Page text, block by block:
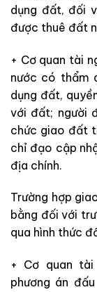
dụng đất, đối
được thuê đất
+ Cơ quan tài
nước có thẩm
dụng đất,
với đất; người
chức giao đất
chỉ đạo cập
địa chính.
Trường hợp
bằng đối với
qua hình thức
+ Cơ quan
phương án